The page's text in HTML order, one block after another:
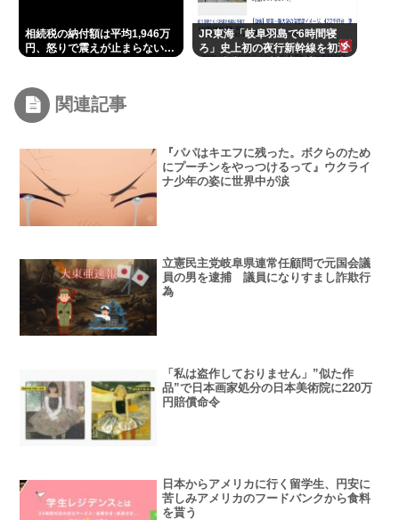
相続税の納付額は平均1,946万
円、怒りで震えが止まらない…
JR東海「岐阜羽島で6時間寝
ろ」史上初の夜行新幹線を初運
関連記事
『パパはキエフに残った。ボクらのため
にプーチンをやっつけるって』ウクライ
ナ少年の姿に世界中が涙
立憲民主党岐阜県連常任顧問で元国会議
員の男を逮捕 議員になりすまし詐欺行
為
「私は盗作しておりません」”似た作
品”で日本画家処分の日本美術院に220万
円賠償命令
日本からアメリカに行く留学生、円安に
苦しみアメリカのフードバンクから食料
を貰う